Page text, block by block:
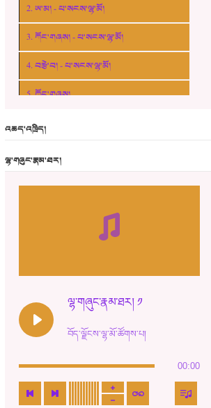
2. ཨ་མ། - པ་སངས་ལྷ་མོ།
3. ཀོང་གཞས། - པ་སངས་ལྷ་མོ།
4. བརྩེ་བ། - པ་སངས་ལྷ་མོ།
5. ཀོང་གཞས།
6. ཆོལ་གསུམ་བྲོ་གཞས། - སྒྲོན་གསལ།
13. ཆུང་འདྲིས། - ཟླ་སྒྲོན།
15. ཤམ་པ་ལ་ཡི་སྲས་མོ།
འཆད་འཁྲིད།
ལྷ་གཞུང་རྣམ་ཐར།
ལྷ་གཞུང་རྣམ་ཐར། ༡
བོད་ལྗོངས་ལྷ་མོ་ཚོགས་པ།
00:00